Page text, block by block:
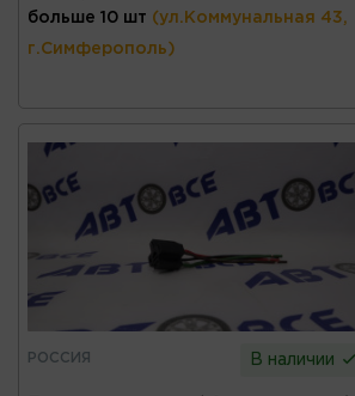
больше 10 шт (ул.Коммунальная 43,
г.Симферополь)
РОССИЯ В наличии